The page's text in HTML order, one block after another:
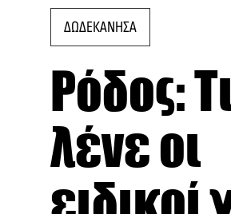
ΔΩΔΕΚΑΝΗΣΑ
Ρόδος:
λένε οι